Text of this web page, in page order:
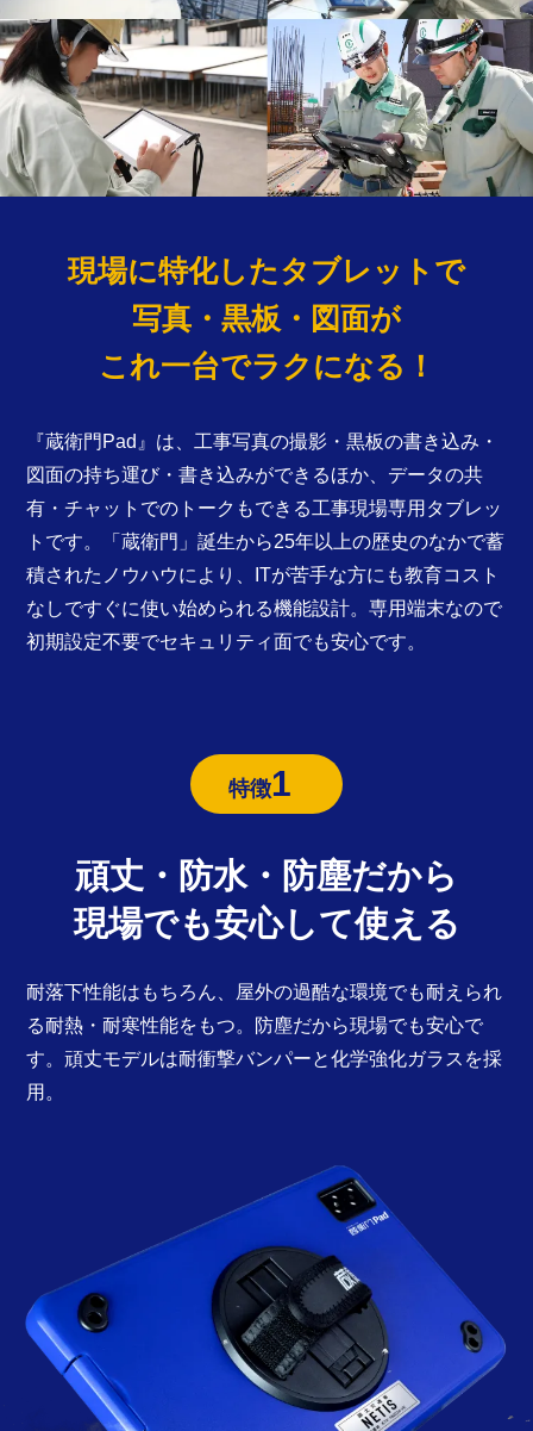
現場に特化したタブレットで
写真・黒板・図面が
これ一台でラクになる！
『蔵衛門Pad』は、工事写真の撮影・黒板の書き込み・
図面の持ち運び・書き込みができるほか、データの共
有・チャットでのトークもできる工事現場専用タブレッ
トです。「蔵衛門」誕生から25年以上の歴史のなかで蓄
積されたノウハウにより、ITが苦手な方にも教育コスト
なしですぐに使い始められる機能設計。専用端末なので
初期設定不要でセキュリティ面でも安心です。
特徴1
頑丈・防水・防塵だから
現場でも安心して使える
耐落下性能はもちろん、屋外の過酷な環境でも耐えられ
る耐熱・耐寒性能をもつ。防塵だから現場でも安心で
す。頑丈モデルは耐衝撃バンパーと化学強化ガラスを採
用。